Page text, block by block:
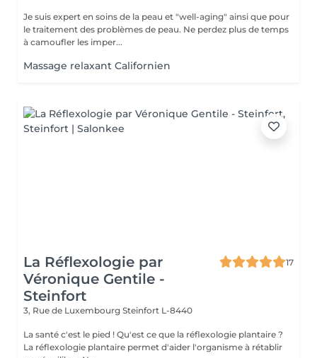
Je suis expert en soins de la peau et "well-aging" ainsi que pour
le traitement des problèmes de peau. Ne perdez plus de temps
à camoufler les imper...
Massage relaxant Californien
La Réflexologie par
Véronique Gentile -
Steinfort
17
3, Rue de Luxembourg Steinfort L-8440
La santé c'est le pied ! Qu'est ce que la réflexologie plantaire ?
La réflexologie plantaire permet d'aider l'organisme à rétablir